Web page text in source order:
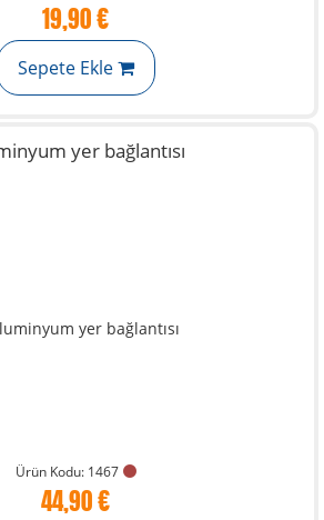
19,90 €
Sepete Ekle
yer bağlantısı
Ürün Kodu: 1467
44,90 €